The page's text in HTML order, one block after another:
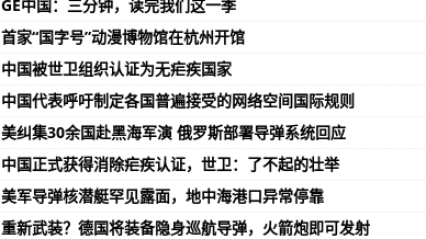
GE中国：三分钟，读完我们这一季
首家“国字号”动漫博物馆在杭州开馆
中国被世卫组织认证为无疟疾国家
中国代表呼吁制定各国普遍接受的网络空间国际规则
美纠集30余国赴黑海军演 俄罗斯部署导弹系统回应
中国正式获得消除疟疾认证，世卫：了不起的壮举
美军导弹核潜艇罕见露面，地中海港口异常停靠
重新武装？德国将装备隐身巡航导弹，火箭炮即可发射